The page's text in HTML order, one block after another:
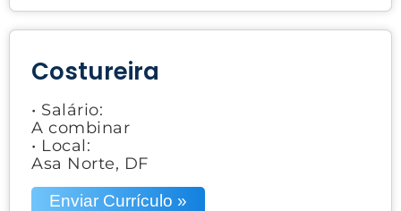
Costureira
• Salário:
A combinar
• Local:
Asa Norte, DF
Enviar Currículo »